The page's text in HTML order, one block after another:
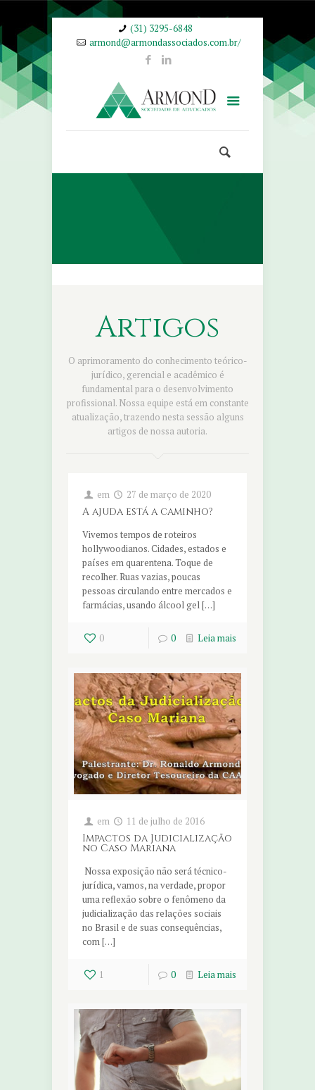
(31) 3295-6848
armond@armondassociados.com.br/
Artigos
O aprimoramento do conhecimento teórico-
jurídico, gerencial e acadêmico é
fundamental para o desenvolvimento
profissional. Nossa equipe está em constante
atualização, trazendo nesta sessão alguns
artigos de nossa autoria.
em 27 de março de 2020
A ajuda está a caminho?
Vivemos tempos de roteiros
hollywoodianos. Cidades, estados e
países em quarentena. Toque de
recolher. Ruas vazias, poucas
pessoas circulando entre mercados e
farmácias, usando álcool gel […]
0 0 Leia mais
em 11 de julho de 2016
Impactos da Judicialização
no Caso Mariana
Nossa exposição não será técnico-
jurídica, vamos, na verdade, propor
uma reflexão sobre o fenômeno da
judicialização das relações sociais
no Brasil e de suas consequências,
com […]
1 0 Leia mais